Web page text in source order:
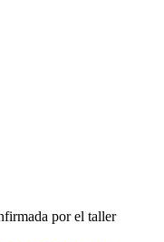
por el taller